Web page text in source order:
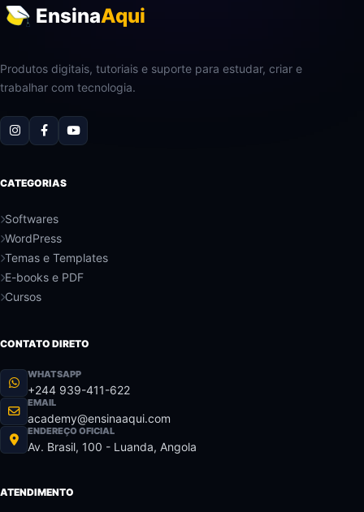
EnsinaAqui
Produtos digitais, tutoriais e suporte para estudar, criar e
trabalhar com tecnologia.
CATEGORIAS
Softwares
WordPress
Temas e Templates
E-books e PDF
Cursos
CONTATO DIRETO
WHATSAPP
+244 939-411-622
EMAIL
academy@ensinaaqui.com
ENDEREÇO OFICIAL
Av. Brasil, 100 - Luanda, Angola
ATENDIMENTO